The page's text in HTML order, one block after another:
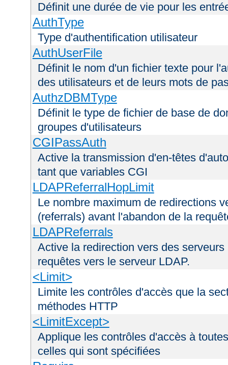
Définit une durée de vie pour les
AuthType
Type d'authentification utilisateur
AuthUserFile
Définit le nom d'un fichier texte pour
des utilisateurs et de leurs mots de
AuthzDBMType
Définit le type de fichier de base de
groupes d'utilisateurs
CGIPassAuth
Active la transmission d'en-têtes
tant que variables CGI
LDAPReferralHopLimit
Le nombre maximum de redirections
(referrals) avant l'abandon de la
LDAPReferrals
Active la redirection vers des
requêtes vers le serveur LDAP.
<Limit>
Limite les contrôles d'accès que la
méthodes HTTP
<LimitExcept>
Applique les contrôles d'accès à
celles qui sont spécifiées